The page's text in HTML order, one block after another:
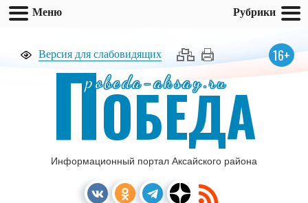
Версия для слабовидящих 16+
pobeda-aksay.ru
ПОБЕДА
Информационный портал Аксайского района
Меню Рубрики